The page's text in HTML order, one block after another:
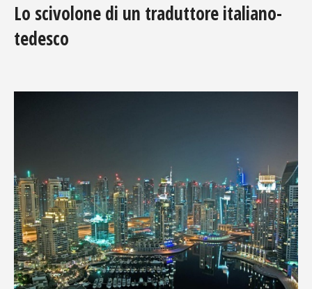
Lo scivolone di un traduttore italiano-
tedesco